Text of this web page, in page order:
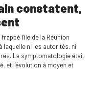
constatent,
l’ile de la Réunion
laquelle ni les autorités, ni
La symptomatologie était
et l’évolution à moyen et